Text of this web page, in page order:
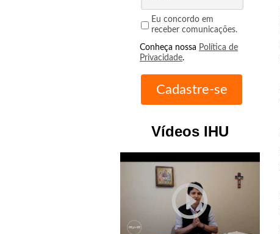
Eu concordo em
receber comunicações.
Conheça nossa Política de
Privacidade.
Vídeos IHU
play_circle_outline